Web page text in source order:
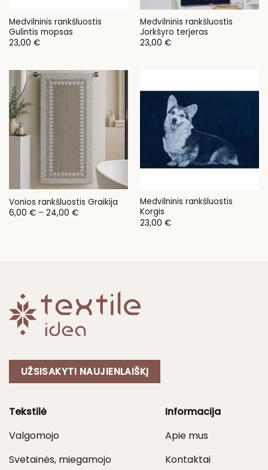
Medvilninis rankšluostis
Gulintis mopsas
23,00 €
Medvilninis rankšluostis
Jorkšyro terjeras
23,00 €
Vonios rankšluostis Graikija
6,00 € – 24,00 €Price
Medvilninis rankšluostis
Korgis
23,00 €
UŽSISAKYTI NAUJIENLAIŠKĮ
Tekstilė
Valgomojo
Svetainės, miegamojo
Informacija
Apie mus
Kontaktai